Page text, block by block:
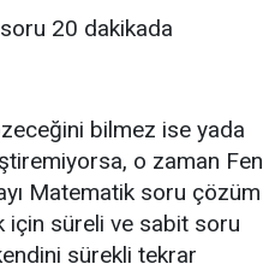
20 dakikada
bilmez ise yada
o zaman Fen
Matematik soru çözüm
için süreli ve sabit soru
sürekli tekrar